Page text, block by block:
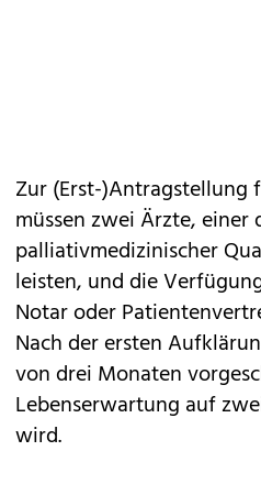
Zur (Erst-)Antragstellung
müssen zwei Ärzte, einer
palliativmedizinischer
leisten, und die
Notar oder
Nach der ersten
von drei Monaten
Lebenserwartung auf
wird.